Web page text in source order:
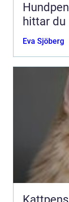
hittar
Eva Sjöberg